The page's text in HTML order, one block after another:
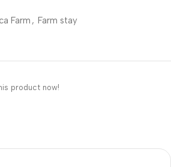
Farm , Farm stay
product now!